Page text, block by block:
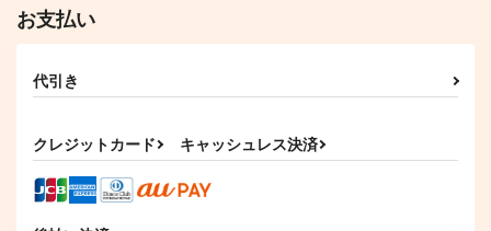
お支払い
代引き
クレジットカード キャッシュレス決済